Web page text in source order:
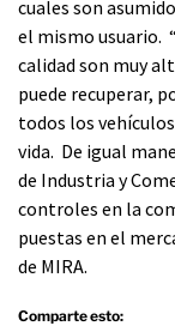
cuales son
el mismo usuario.
calidad son muy
puede recuperar,
todos los
vida. De igual
de Industria y
controles en la
puestas en el
de MIRA.
Comparte esto: